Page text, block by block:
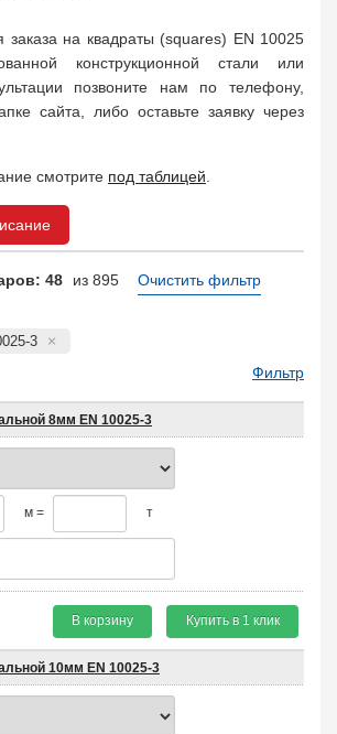
54
776
на квадраты (squares) EN 10025
конструкционной стали или
позвоните нам по телефону,
сайта, либо оставьте заявку через
смотрите под таблицей
48 из 895 Очистить фильтр
3
Фильтр
8мм EN 10025-3
м = т
В корзину Купить в 1 клик
10мм EN 10025-3